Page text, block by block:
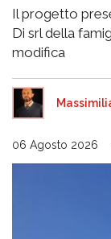
Il progetto
Di srl della
modifica
06 Agosto 2026